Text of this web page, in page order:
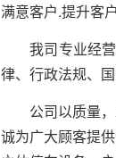
满意客户.提升客
我司专业经营
律、行政法规、
公司以质量，
诚为广大顾客提